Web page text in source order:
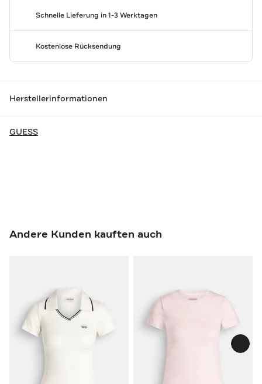
Schnelle Lieferung in 1-3 Werktagen
Kostenlose Rücksendung
Herstellerinformationen
GUESS
Andere Kunden kauften auch